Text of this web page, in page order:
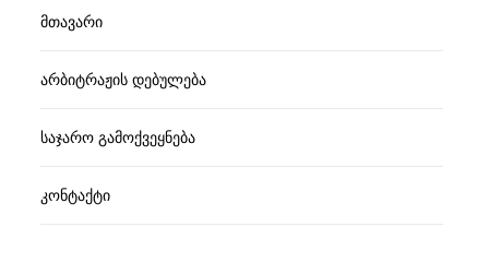
application
მთავარი
არბიტრაჟის დებულება
საჯარო გამოქვეყნება
კონტაქტი